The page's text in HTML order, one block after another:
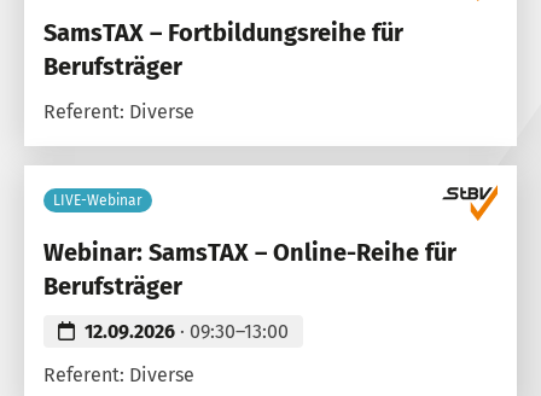
SamsTAX – Fortbildungsreihe für
Berufsträger
Referent: Diverse
LIVE-Webinar
Webinar: SamsTAX – Online-Reihe für
Berufsträger
12.09.2026 · 09:30–13:00
Referent: Diverse